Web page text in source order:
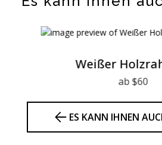
Weißer
ab $60
ES KANN IHNEN